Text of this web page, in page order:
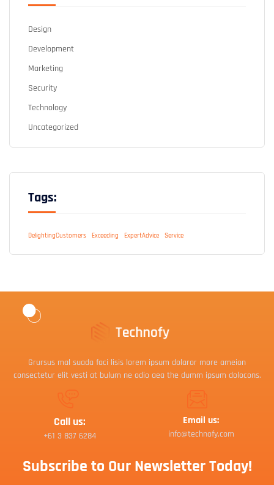
Design
Development
Marketing
Security
Technology
Uncategorized
Tags:
DelightingCustomers Exceeding ExpertAdvice Service
Grursus mal suada faci lisis lorem ipsum dolaror more ameion
consectetur elit vesti at bulum ne odio aea the dumm ipsum dolocons.
Call us:
+61 3 837 6284
Email us:
info@technofy.com
Subscribe to Our Newsletter Today!